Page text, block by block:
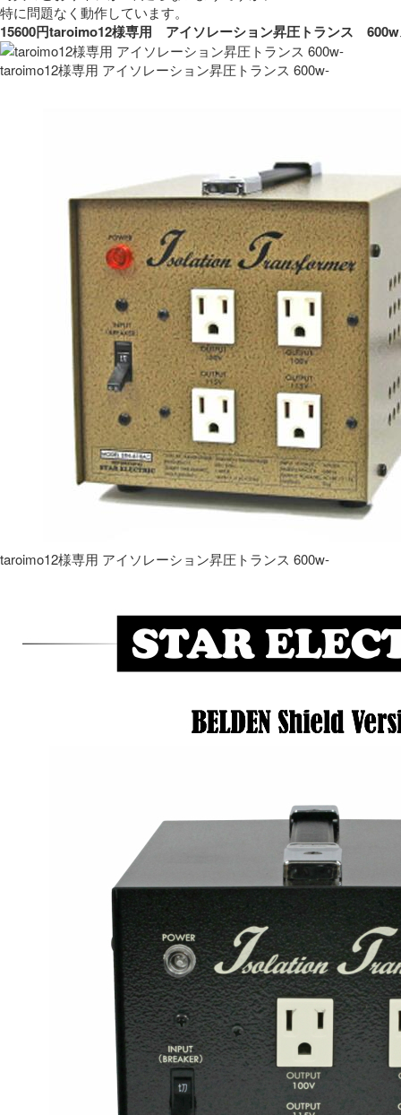
15600円taroimo12様専用　アイソレーション昇圧トランス　
taroimo12様専用 アイソレーション昇圧トランス 600w-
taroimo12様専用 アイソレーション昇圧トランス 600w-